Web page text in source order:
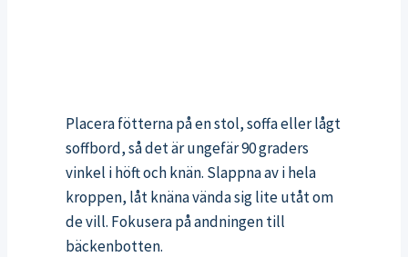
Placera fötterna på en stol, soffa eller lågt
soffbord, så det är ungefär 90 graders
vinkel i höft och knän. Slappna av i hela
kroppen, låt knäna vända sig lite utåt om
de vill. Fokusera på andningen till
bäckenbotten.